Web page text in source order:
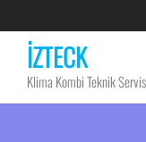
İZTECK
Klima Kombi Teknik Servis